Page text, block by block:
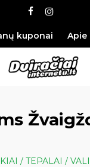
facebookinstagram
kuponai Apie
/ TEPALAI /